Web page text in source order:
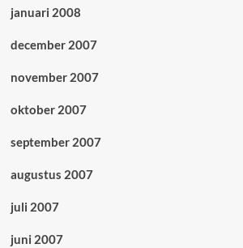
januari 2008
december 2007
november 2007
oktober 2007
september 2007
augustus 2007
juli 2007
juni 2007